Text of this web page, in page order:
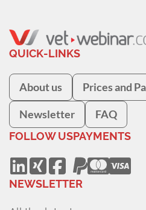
QUICK-LINKS
About us Prices and
Newsletter FAQ
FOLLOW USPAYMENTS
NEWSLETTER